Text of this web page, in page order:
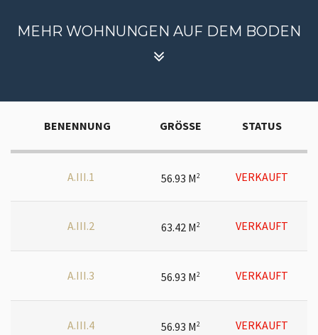
MEHR WOHNUNGEN AUF DEM BODEN
BENENNUNG GRÖSSE STATUS
A.III.1 56.93 M2 VERKAUFT
A.III.2 63.42 M2 VERKAUFT
A.III.3 56.93 M2 VERKAUFT
A.III.4 56.93 M2 VERKAUFT